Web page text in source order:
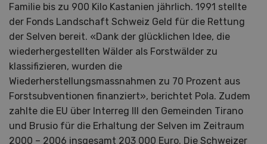
Familie bis zu 900 Kilo Kastanien jährlich. 1991 stellte
der Fonds Landschaft Schweiz Geld für die Rettung
der Selven bereit. «Dank der glücklichen Idee, die
wiederhergestellten Wälder als Forstwälder zu
klassifizieren, wurden die
Wiederherstellungsmassnahmen zu 70 Prozent aus
Forstsubventionen finanziert», berichtet Pola. Zudem
zahlte die EU über Interreg III den Gemeinden Tirano
und Brusio für die Erhaltung der Selven im Zeitraum
2000 – 2006 insgesamt 203 000 Euro. Die Schweizer